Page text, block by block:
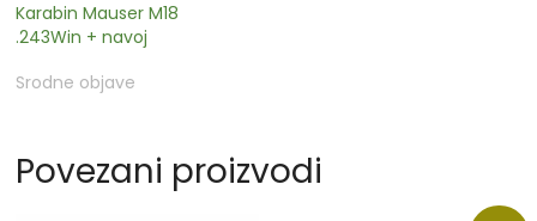
Karabin Mauser M18
.243Win + navoj
Srodne objave
Povezani proizvodi